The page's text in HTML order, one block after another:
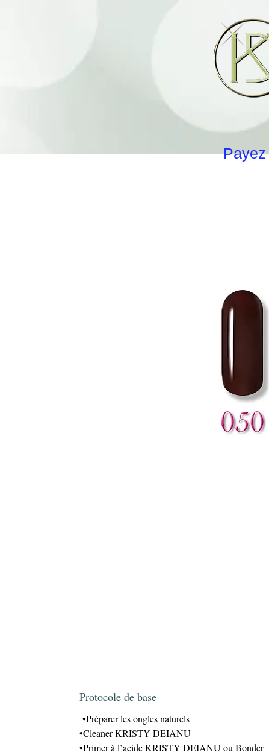
Protocole de base
•Préparer les ongles naturels
•Cleaner KRISTY DEIANU
•Primer à l’acide KRISTY DEIANU ou Bonder